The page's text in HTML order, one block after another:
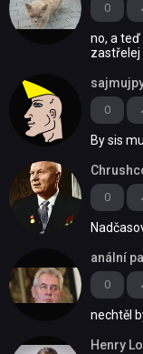
0
no, a teď
zastřelej
0
By sis
0
0
anální
nechtěl
Henry